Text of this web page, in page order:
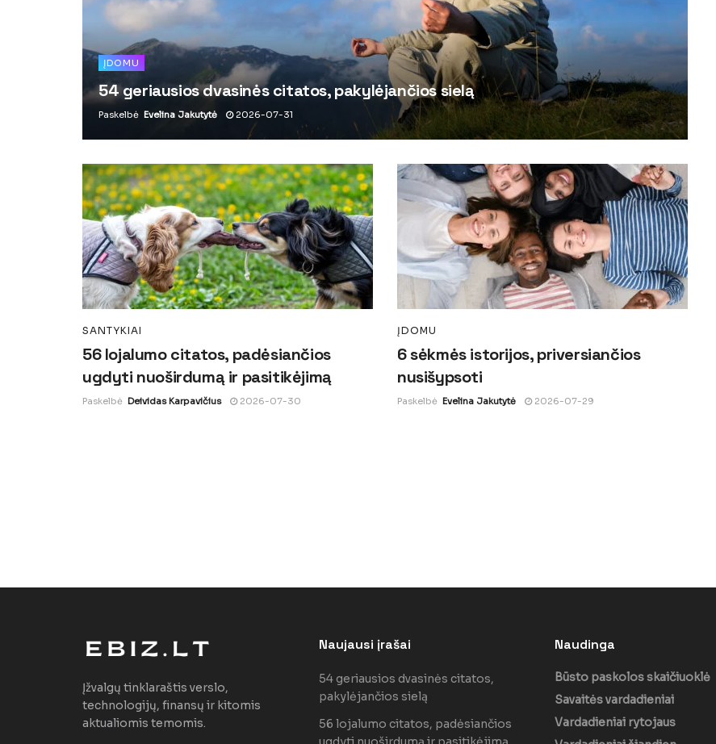
ĮDOMU
54 geriausios dvasinės citatos, pakylėjančios sielą
Paskelbė Evelina Jakutytė 2026-07-31
SANTYKIAI
56 lojalumo citatos, padėsiančios
ugdyti nuoširdumą ir pasitikėjimą
Paskelbė Deividas Karpavičius 2026-07-30
ĮDOMU
6 sėkmės istorijos, priversiančios
nusišypsoti
Paskelbė Evelina Jakutytė 2026-07-29
Įžvalgų tinklaraštis verslo,
technologijų, finansų ir kitomis
aktualiomis temomis.
Naujausi įrašai
54 geriausios dvasinės citatos,
pakylėjančios sielą
56 lojalumo citatos, padėsiančios
Naudinga
Būsto paskolos skaičiuoklė
Savaitės vardadieniai
Vardadieniai rytojaus